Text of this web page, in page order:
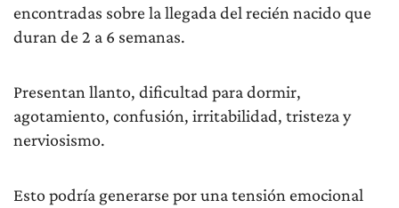
encontradas sobre la llegada del recién nacido que
duran de 2 a 6 semanas.
Presentan llanto, dificultad para dormir,
agotamiento, confusión, irritabilidad, tristeza y
nerviosismo.
Esto podría generarse por una tensión emocional